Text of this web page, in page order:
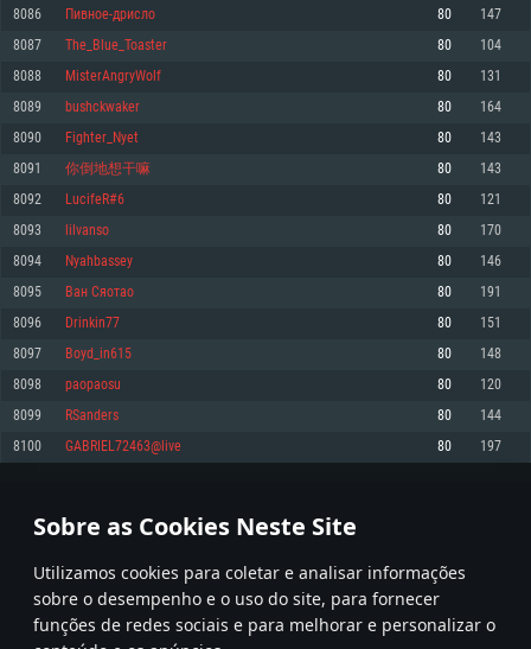
Sobre as Cookies Neste Site
Utilizamos cookies para coletar e analisar informações
sobre o desempenho e o uso do site, para fornecer
funções de redes sociais e para melhorar e personalizar o
Mínimo
Sistema Operativo: Windows 10 (64 bit)
Processador: Dual-Core 2.2 GHz
Memória: 4GB
Placa Gráfica: Placa com DirectX 11: AMD Radeon 77XX / NVIDIA GeForce
GTX 660. Resolução mínima suportada: 720p
Network: Internet de banda larga.
Disco: 23,1 GB
Recomendado
superior, Radeon RX 570 ou superior
Disco: 75,9 GB
Mínimo
Sistema Operativo: Mac OS Big Sur 11.0 ou versão mais recente
Processador: Core i5 2.2GHz mínimo (Intel Xeon não suportado)
Memória: 6 GB
Placa Gráfica: Intel Iris Pro 5200 (Mac), equivalentes AMD/Nvidia para Mac.
Resolução mínima suportada: 720p com suporte Metal.
Network: Internet de banda larga.
Disco: 21,5 GB
Recomendado
Network: Internet de banda larga.
Mínimo
Sistema Operativo: Distribuições mais modernas do Linux de 64bit
Processador: Dual-Core 2.4 GHz
Memória: 4 GB
Placa Gráfica: NVIDIA 660 com os drivers mais recentes (não mais de 6
meses) / equivalentes AMD com os drivers mais recentes com suporte
Vulkan (não mais de 6 meses); Resolução mínima suportada: 720p.
Network: Internet de banda larga.
Disco: 21,5 GB
Recomendado
Sistema Operativo: Ubuntu 20.04 64bit
Processador: Intel Core i7
Memória: 16 GB
Placa Gráfica: NVIDIA 1060 com os drivers mais recentes (não mais de 6
meses) / equivalentes AMD (Radeon RX 570) com os drivers mais recentes
Network: Internet de banda larga.
8086 Пивное-дрисло 80 147
8087 The_Blue_Toaster 80 104
8088 MisterAngryWolf 80 131
8089 bushckwaker 80 164
8090 Fighter_Nyet 80 143
8091 你倒地想干嘛 80 143
8092 LucifeR#6 80 121
8093 lilvanso 80 170
8094 Nyahbassey 80 146
8095 Ван Сяотao 80 191
8096 Drinkin77 80 151
8097 Boyd_in615 80 148
8098 paopaosu 80 120
8099 RSanders 80 144
8100 GABRIEL72463@live 80 197